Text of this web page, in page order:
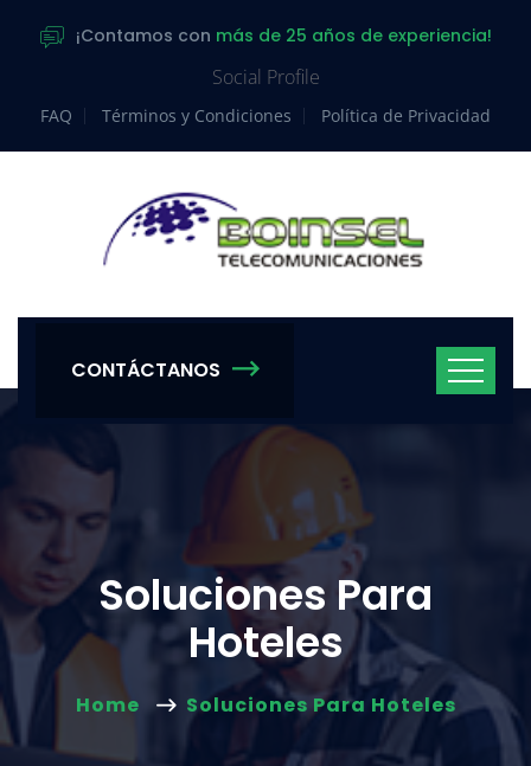
¡Contamos con más de 25 años de experiencia!
Social Profile
FAQ Términos y Condiciones Política de Privacidad
CONTÁCTANOS
Soluciones Para
Hoteles
Home Soluciones Para Hoteles